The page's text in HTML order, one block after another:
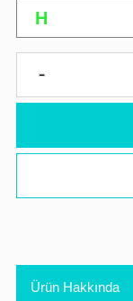
Ürün Hakkında